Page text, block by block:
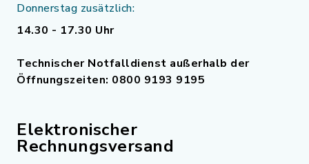
Donnerstag zusätzlich:
14.30 - 17.30 Uhr
Technischer Notfalldienst außerhalb der
Öffnungszeiten: 0800 9193 9195
Elektronischer
Rechnungsversand